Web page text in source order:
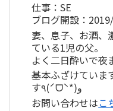
仕事：SE
ブログ開設：
妻、息子、お酒、
ている1児の父。
よく二日酔いで夜
基本ふざけていま
す٩(ˊᗜˋ*)و
お問い合わせはこ